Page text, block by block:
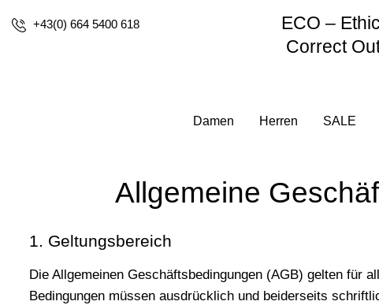
+43(0) 664 5400 618
ECO –
Correct
Damen Herren SALE
Allgemeine
1. Geltungsbereich
Die Allgemeinen Geschäftsbedingungen (AGB) gelten für
Bedingungen müssen ausdrücklich und beiderseits